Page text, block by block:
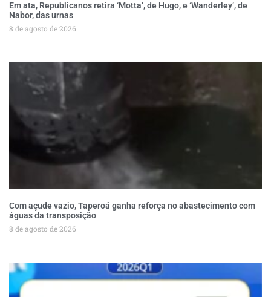
Em ata, Republicanos retira ‘Motta’, de Hugo, e ‘Wanderley’, de
Nabor, das urnas
8 de agosto de 2026
Com açude vazio, Taperoá ganha reforça no abastecimento com
águas da transposição
8 de agosto de 2026